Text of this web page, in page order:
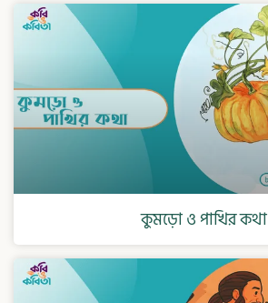
কুমড়ো ও পাখির কথা